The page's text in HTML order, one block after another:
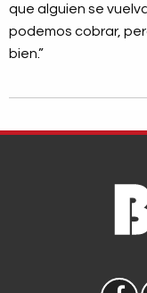
que alguien se
podemos cobrar,
bien.”